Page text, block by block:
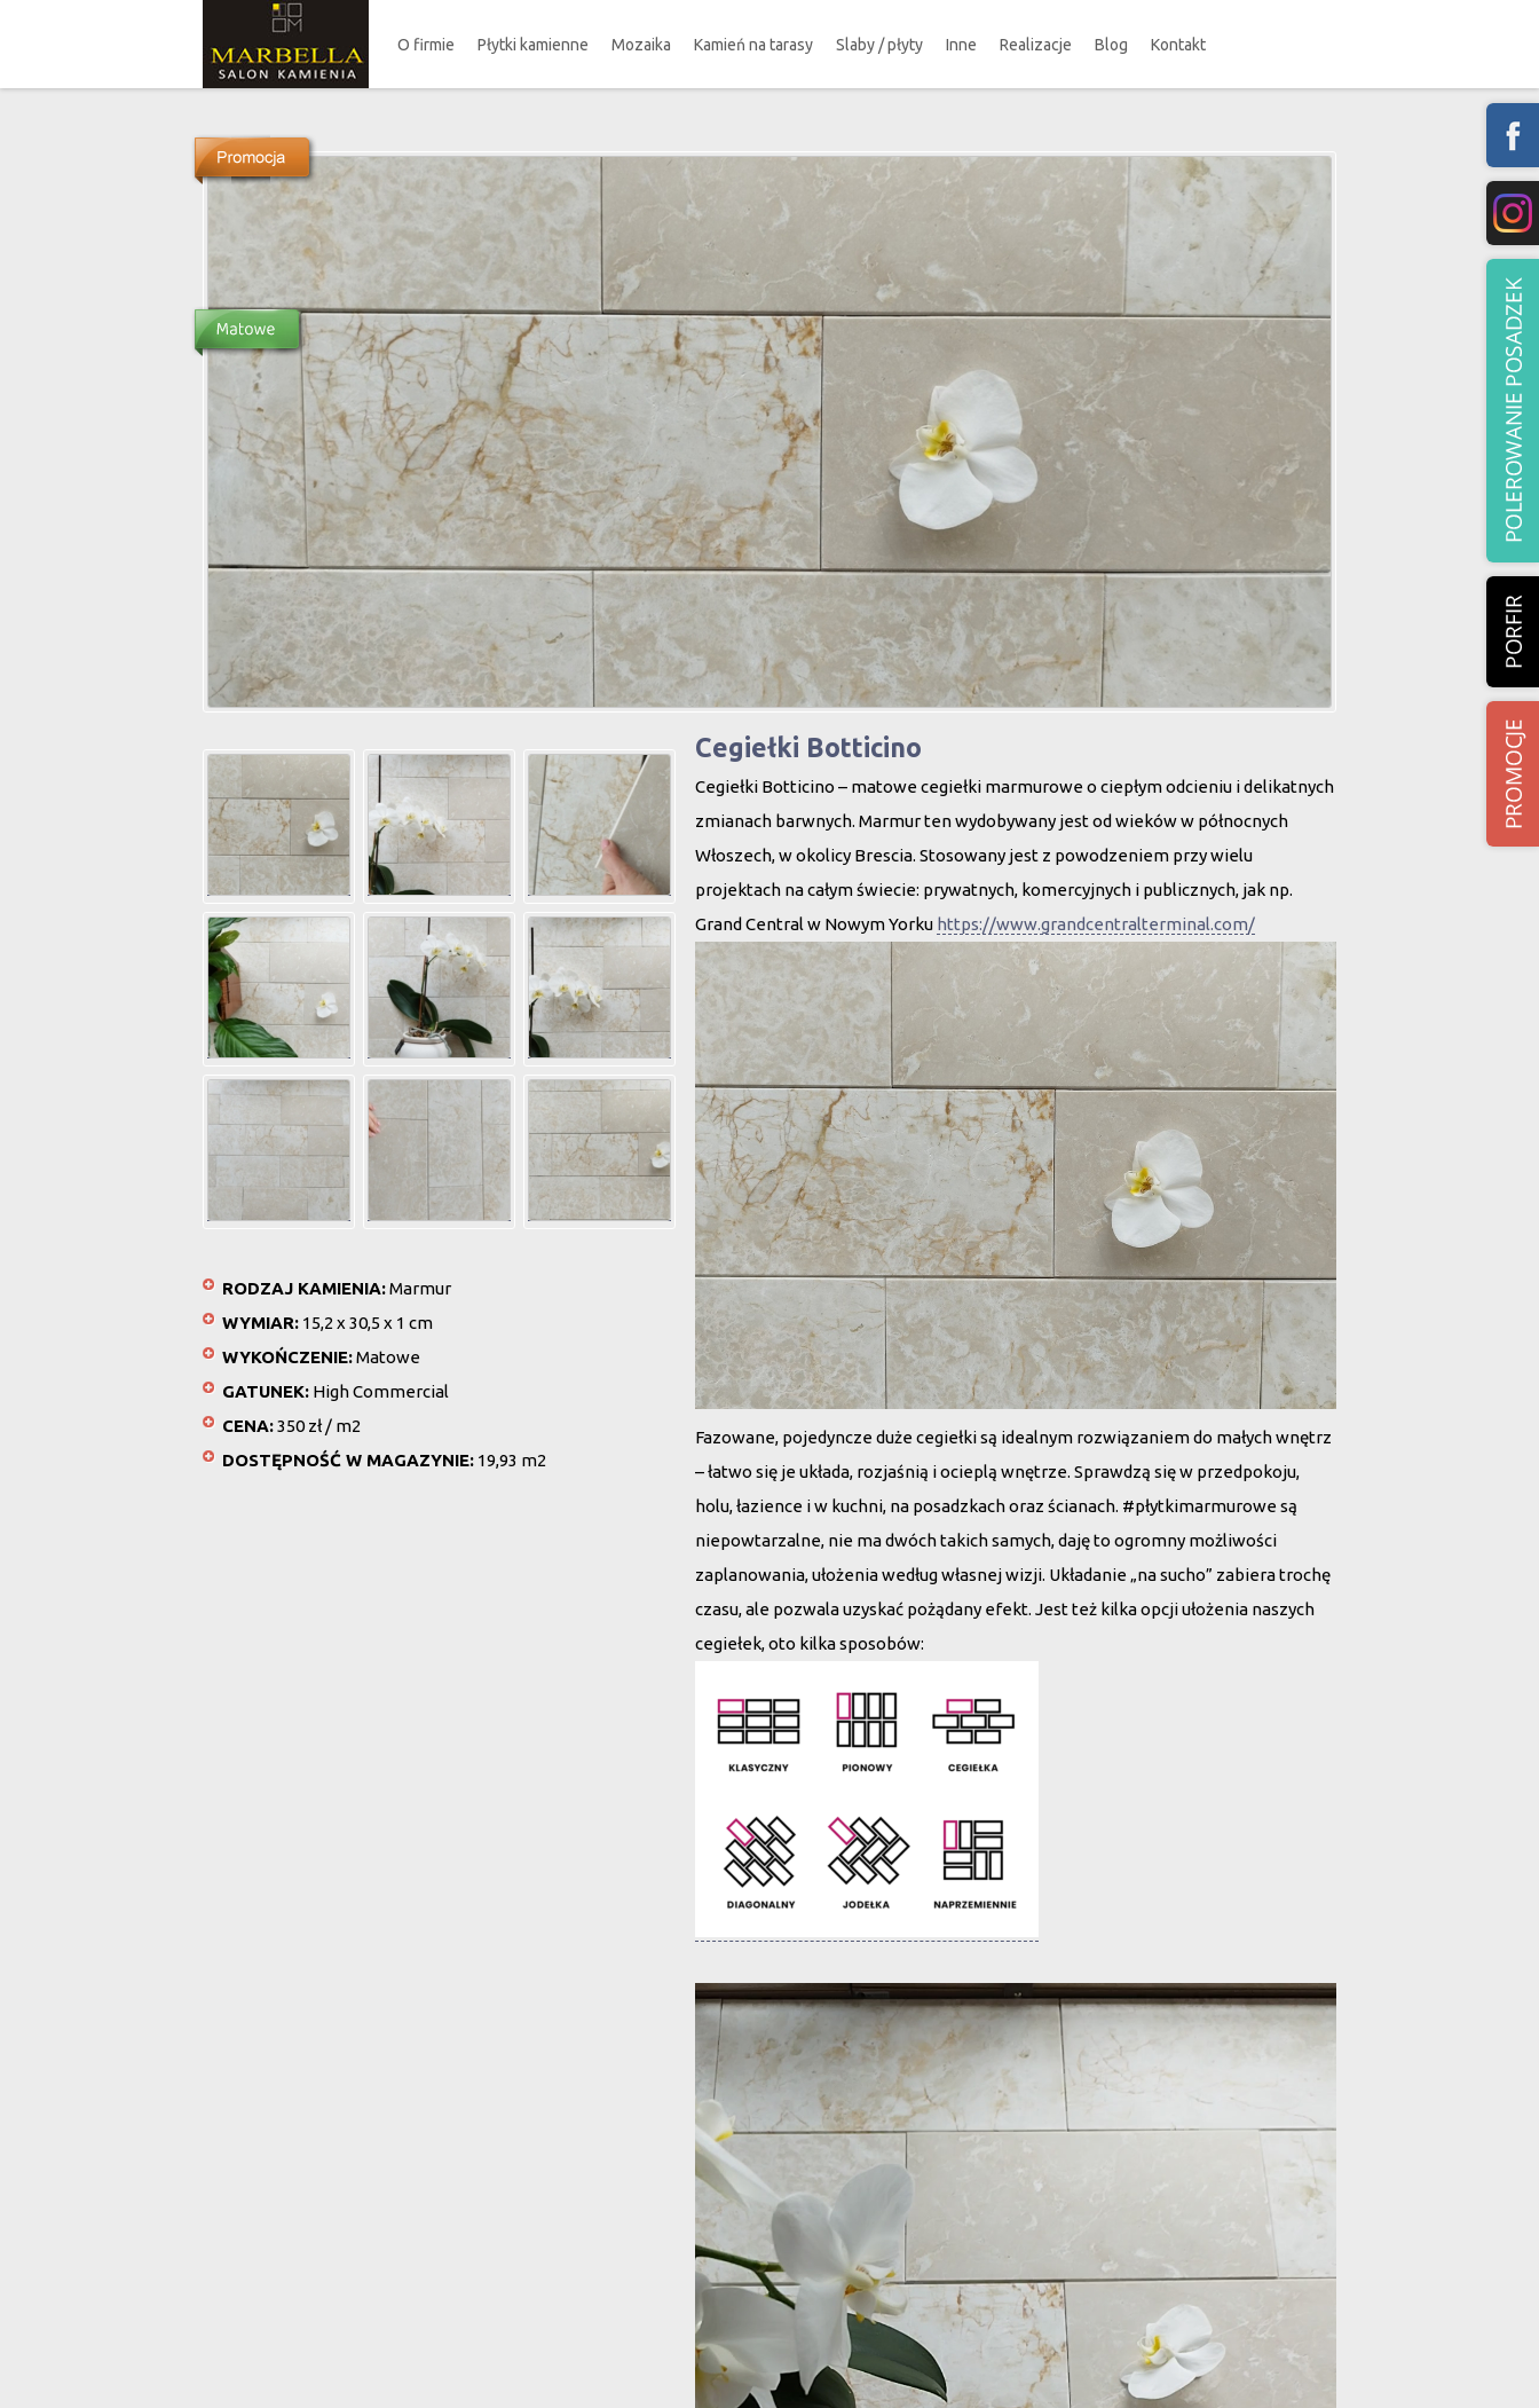
O firmie Płytki kamienne Mozaika Kamień na tarasy Slaby / płyty Inne Realizacje Blog Kontakt
RODZAJ KAMIENIA:Marmur
WYMIAR: 15,2 x 30,5 x 1 cm
WYKOŃCZENIE:Matowe
GATUNEK: High Commercial
CENA:350 zł / m2
DOSTĘPNOŚĆ W MAGAZYNIE: 19,93 m2
Cegiełki Botticino
Cegiełki Botticino – matowe cegiełki marmurowe o ciepłym odcieniu i delikatnych
zmianach barwnych. Marmur ten wydobywany jest od wieków w północnych
Włoszech, w okolicy Brescia. Stosowany jest z powodzeniem przy wielu
projektach na całym świecie: prywatnych, komercyjnych i publicznych, jak np.
Grand Central w Nowym Yorku https://www.grandcentralterminal.com/
Fazowane, pojedyncze duże cegiełki są idealnym rozwiązaniem do małych wnętrz
– łatwo się je układa, rozjaśnią i ocieplą wnętrze. Sprawdzą się w przedpokoju,
holu, łazience i w kuchni, na posadzkach oraz ścianach. #płytkimarmurowe są
niepowtarzalne, nie ma dwóch takich samych, daję to ogromny możliwości
zaplanowania, ułożenia według własnej wizji. Układanie „na sucho” zabiera trochę
czasu, ale pozwala uzyskać pożądany efekt. Jest też kilka opcji ułożenia naszych
cegiełek, oto kilka sposobów:
Odtwarzacz
video